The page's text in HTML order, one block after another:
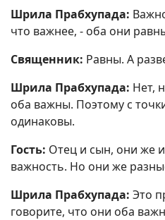
Шрила Прабхупада:
что важнее, - оба они
Священник: Равны. А
Шрила Прабхупада: Нет,
оба важны. Поэтому с
одинаковы.
Гость: Отец и сын, они же
важность. Но они же
Шрила Прабхупада: Это
говорите, что они оба